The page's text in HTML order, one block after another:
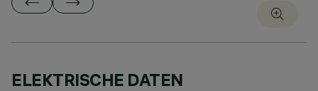
ELEKTRISCHE DATEN